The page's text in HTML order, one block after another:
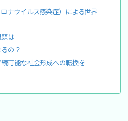
ナウイルス感染症）による世界
は
の？
可能な社会形成への転換を